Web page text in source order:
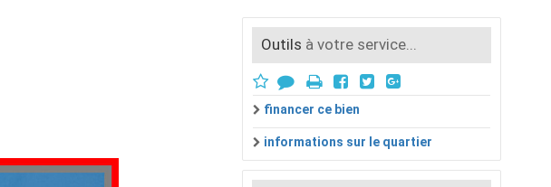
Outils à votre service...
financer ce bien
informations sur le quartier